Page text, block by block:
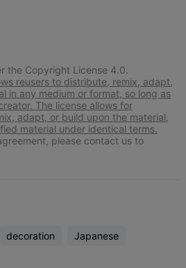
the Copyright License 4.0.
reusers to distribute, remix, adapt,
in any medium or format, so long as
The license allows for
adapt, or build upon the material,
material under identical terms.
please contact us to
decoration Japanese